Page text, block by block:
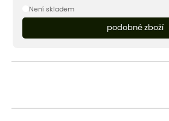
Není skladem
podobné zboží